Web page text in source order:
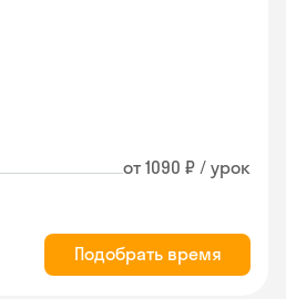
от 1090 ₽ / урок
Подобрать время